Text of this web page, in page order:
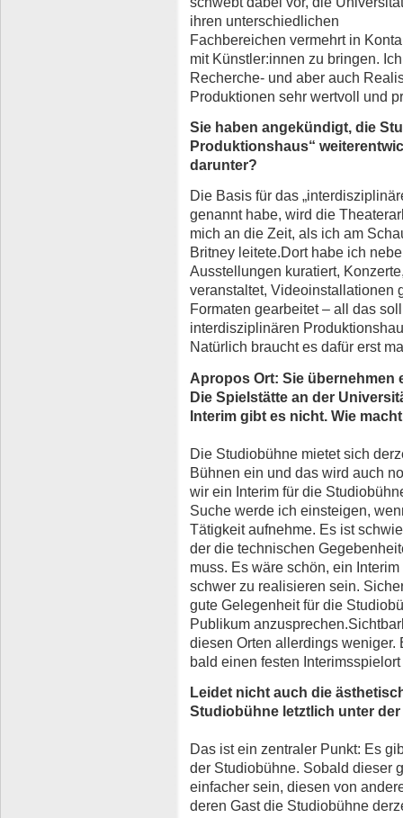
ihren unterschiedlichen
Fachbereichen vermehrt in
mit Künstler:innen zu bringen.
Recherche- und aber auch
Produktionen sehr wertvoll und
Sie haben angekündigt, die
Produktionshaus“
darunter?
Die Basis für das
genannt habe, wird die
mich an die Zeit, als ich am
Britney leitete.Dort habe ich
Ausstellungen kuratiert,
veranstaltet, Videoinstallationen
Formaten gearbeitet – all das
interdisziplinären
Natürlich braucht es dafür erst
Apropos Ort: Sie übernehmen
Die Spielstätte an der
Interim gibt es nicht. Wie
Die Studiobühne mietet sich
Bühnen ein und das wird auch
wir ein Interim für die
Suche werde ich einsteigen,
Tätigkeit aufnehme. Es ist
der die technischen
muss. Es wäre schön, ein
schwer zu realisieren sein.
gute Gelegenheit für die
Publikum
diesen Orten allerdings weniger.
bald einen festen
Leidet nicht auch die
Studiobühne letztlich unter
Das ist ein zentraler Punkt: Es
der Studiobühne. Sobald dieser
einfacher sein, diesen von
deren Gast die Studiobühne